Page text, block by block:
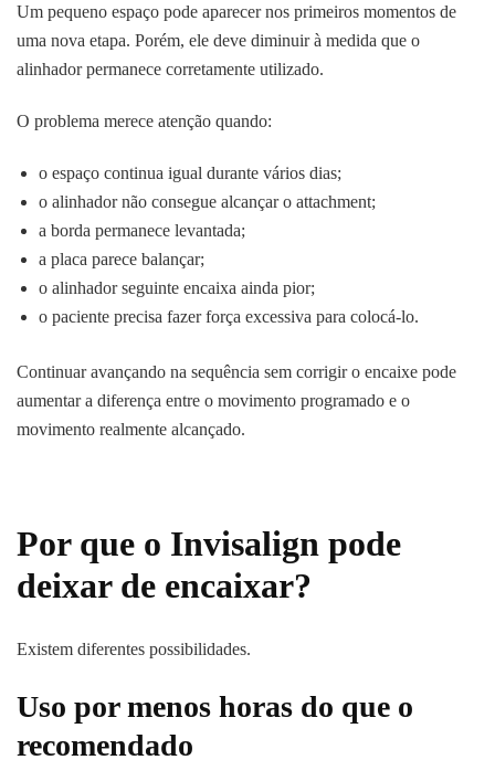
Um pequeno espaço pode aparecer nos primeiros momentos de
uma nova etapa. Porém, ele deve diminuir à medida que o
alinhador permanece corretamente utilizado.
O problema merece atenção quando:
o espaço continua igual durante vários dias;
o alinhador não consegue alcançar o attachment;
a borda permanece levantada;
a placa parece balançar;
o alinhador seguinte encaixa ainda pior;
o paciente precisa fazer força excessiva para colocá-lo.
Continuar avançando na sequência sem corrigir o encaixe pode
aumentar a diferença entre o movimento programado e o
movimento realmente alcançado.
Por que o Invisalign pode
deixar de encaixar?
Existem diferentes possibilidades.
Uso por menos horas do que o
recomendado